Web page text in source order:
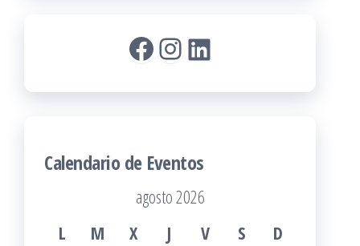
Facebook
Instagram
LinkedIn
Calendario de Eventos
agosto 2026
L
M X J V S
D